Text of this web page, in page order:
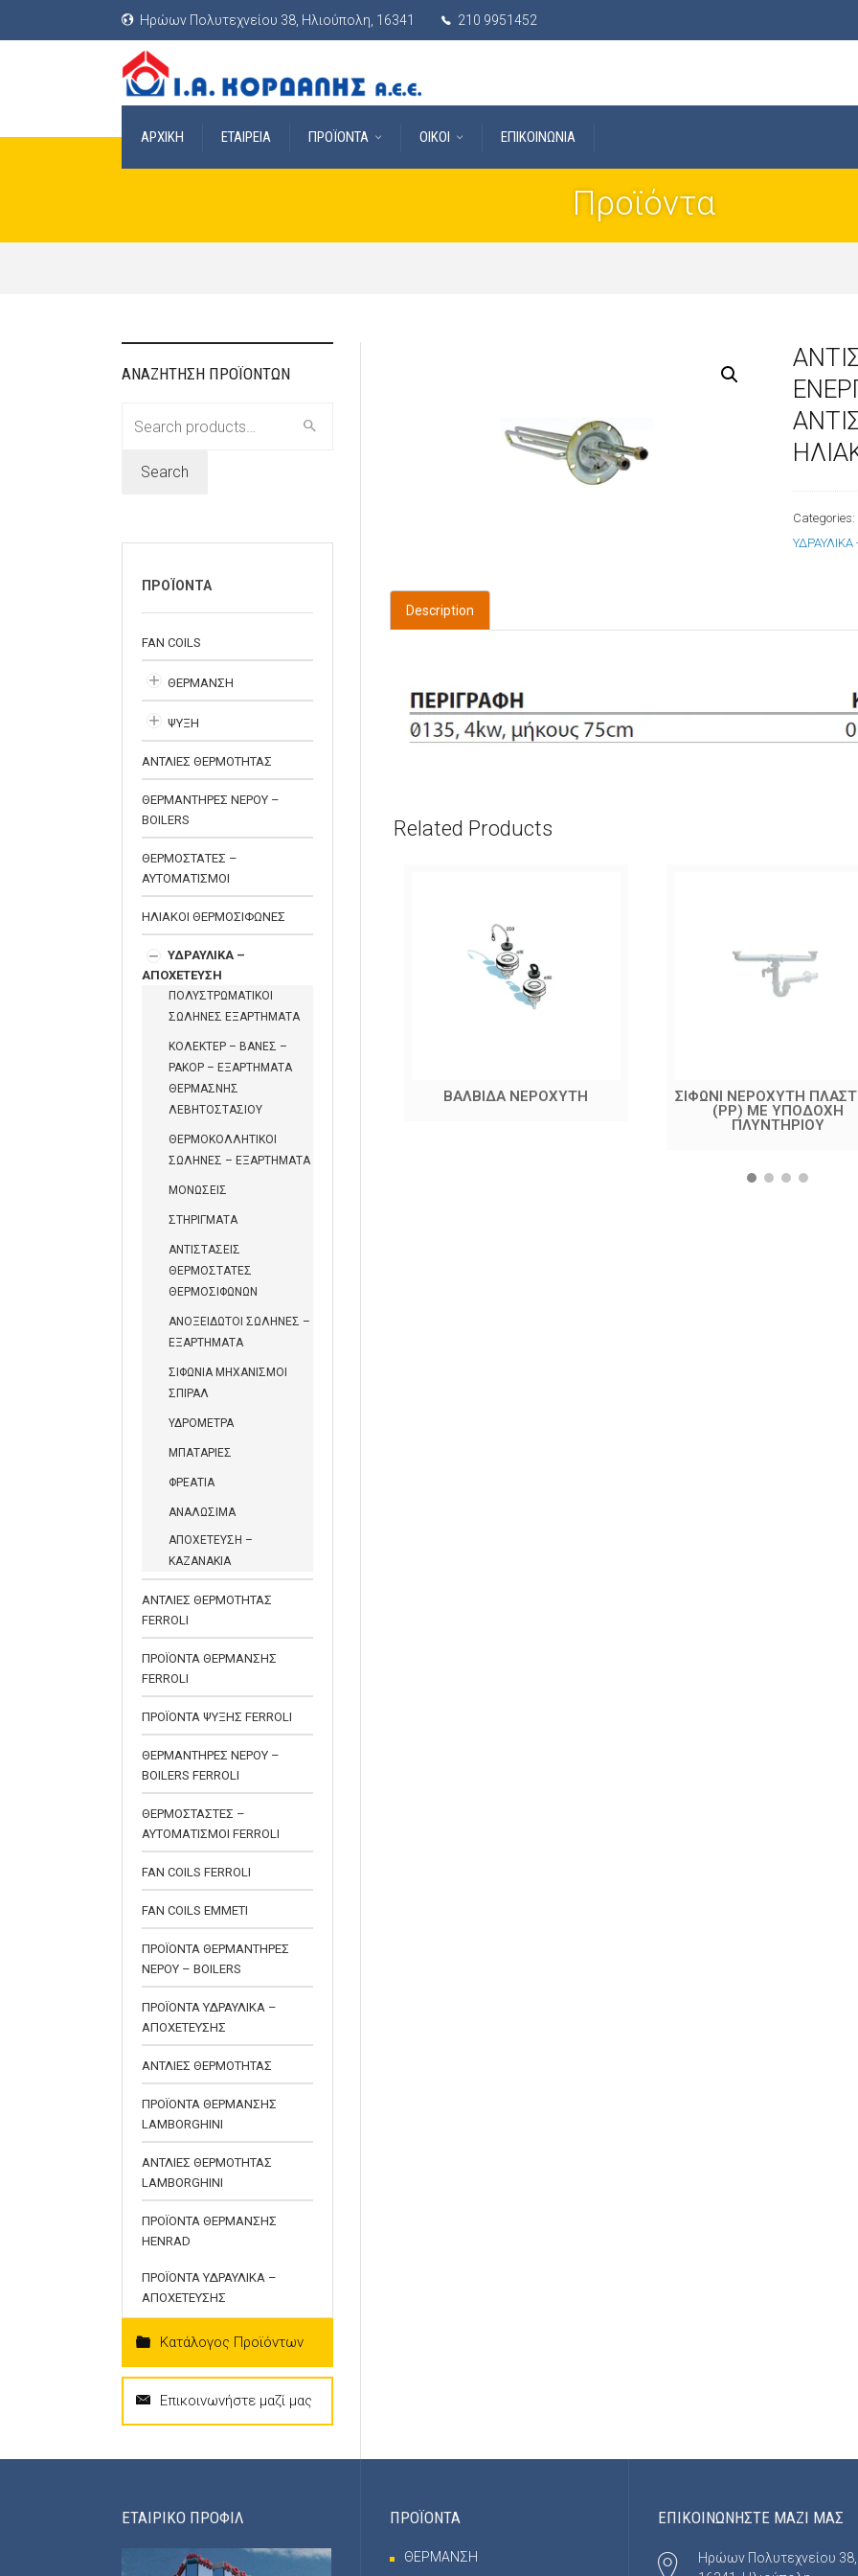
Ηρώων Πολυτεχνείου 38, Ηλιούπολη, 16341 210 9951452
ΑΡΧΙΚΗ ΕΤΑΙΡΕΙΑ ΠΡΟΪΟΝΤΑ OIKOI ΕΠΙΚΟΙΝΩΝΙΑ
Προϊόντα
Categories:
Description
Related Products
ΒΑΛΒΙΔΑ ΜΠΑΝΙΟΥ
ΕΥΚΑΜΠΤΗ ΜΕ ΠΛΑΣΤΙΚΗ
ΒΑΛΒΙΔΑ ΝΕΡΟΧΥΤΗ
ΣΙΦΩΝΙ ΝΕΡΟΧΥΤΗ
(PP) ΜΕ ΥΠΟΔΟΧΗ
ΠΛΥΝΤΗΡΙΟΥ
ΑΝΑΖΗΤΗΣΗ ΠΡΟΪΟΝΤΩΝ
Search
ΠΡΟΪΟΝΤΑ
FAN COILS
ΘΕΡΜΑΝΣΗ
ΨΥΞΗ
ΑΝΤΛΙΕΣ ΘΕΡΜΟΤΗΤΑΣ
ΘΕΡΜΑΝΤΗΡΕΣ ΝΕΡΟΥ –
BOILERS
ΘΕΡΜΟΣΤΑΤΕΣ –
ΑΥΤΟΜΑΤΙΣΜΟΙ
ΗΛΙΑΚΟΙ ΘΕΡΜΟΣΙΦΩΝΕΣ
ΥΔΡΑΥΛΙΚΑ –
ΑΠΟΧΕΤΕΥΣΗ
ΠΟΛΥΣΤΡΩΜΑΤΙΚΟΙ
ΣΩΛΗΝΕΣ ΕΞΑΡΤΗΜΑΤΑ
ΚΟΛΕΚΤΕΡ – ΒΑΝΕΣ –
ΡΑΚΟΡ – ΕΞΑΡΤΗΜΑΤΑ
ΘΕΡΜΑΣΝΗΣ
ΛΕΒΗΤΟΣΤΑΣΙΟΥ
ΘΕΡΜΟΚΟΛΛΗΤΙΚΟΙ
ΣΩΛΗΝΕΣ – ΕΞΑΡΤΗΜΑΤΑ
ΜΟΝΩΣΕΙΣ
ΣΤΗΡΙΓΜΑΤΑ
ΑΝΤΙΣΤΑΣΕΙΣ
ΘΕΡΜΟΣΤΑΤΕΣ
ΘΕΡΜΟΣΙΦΩΝΩΝ
ΑΝΟΞΕΙΔΩΤΟΙ ΣΩΛΗΝΕΣ –
ΕΞΑΡΤΗΜΑΤΑ
ΣΙΦΩΝΙΑ ΜΗΧΑΝΙΣΜΟΙ
ΣΠΙΡΑΛ
ΥΔΡΟΜΕΤΡΑ
ΜΠΑΤΑΡΙΕΣ
ΦΡΕΑΤΙΑ
ΑΝΑΛΩΣΙΜΑ
ΑΠΟΧΕΤΕΥΣΗ –
ΚΑΖΑΝΑΚΙΑ
ΑΝΤΛΙΕΣ ΘΕΡΜΟΤΗΤΑΣ
FERROLI
ΠΡΟΪΟΝΤΑ ΘΕΡΜΑΝΣΗΣ
FERROLI
ΠΡΟΪΟΝΤΑ ΨΥΞΗΣ FERROLI
ΘΕΡΜΑΝΤΗΡΕΣ ΝΕΡΟΥ –
BOILERS FERROLI
ΘΕΡΜΟΣΤΑΣΤΕΣ –
ΑΥΤΟΜΑΤΙΣΜΟΙ FERROLI
FAN COILS FERROLI
FAN COILS EMMETI
ΠΡΟΪΟΝΤΑ ΘΕΡΜΑΝΤΗΡΕΣ
ΝΕΡΟΥ – BOILERS
ΠΡΟΪΟΝΤΑ ΥΔΡΑΥΛΙΚΑ –
ΑΠΟΧΕΤΕΥΣΗΣ
ΑΝΤΛΙΕΣ ΘΕΡΜΟΤΗΤΑΣ
ΠΡΟΪΟΝΤΑ ΘΕΡΜΑΝΣΗΣ
LAMBORGHINI
ΑΝΤΛΙΕΣ ΘΕΡΜΟΤΗΤΑΣ
LAMBORGHINI
ΠΡΟΪΟΝΤΑ ΘΕΡΜΑΝΣΗΣ
HENRAD
ΠΡΟΪΟΝΤΑ ΥΔΡΑΥΛΙΚΑ –
ΑΠΟΧΕΤΕΥΣΗΣ
Κατάλογος Προϊόντων
Επικοινωνήστε μαζί μας
ΕΤΑΙΡΙΚΟ ΠΡΟΦΙΛ ΠΡΟΪΟΝΤΑ
ΘΕΡΜΑΝΣΗ
ΕΠΙΚΟΙΝΩΝΗΣΤΕ ΜΑΖΙ ΜΑΣ
Ηρώων Πολυτεχνείου 38,